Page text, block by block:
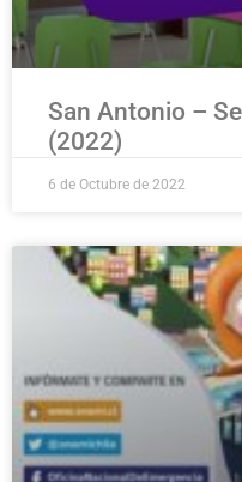
San Antonio –
(2022)
6 de Octubre de 2022